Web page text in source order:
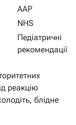
AAP
NHS
Педіатричні
рекомендації
реакцію
блідне